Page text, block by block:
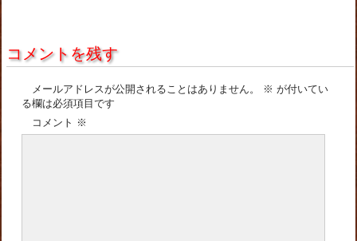
コメントを残す
メールアドレスが公開されることはありません。 ※ が付いてい
る欄は必須項目です
コメント ※